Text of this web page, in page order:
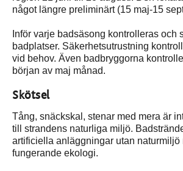
något längre preliminärt (15 maj-15
Inför varje badsäsong kontrolleras och
badplatser. Säkerhetsutrustning
vid behov. Även badbryggorna
början av maj månad.
Skötsel
Tång, snäckskal, stenar med mera är
till strandens naturliga miljö.
artificiella anläggningar utan naturmiljö
fungerande ekologi.